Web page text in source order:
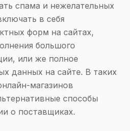
спама и нежелательных
в себя
форм на сайтах,
большого
или же полное
данных на сайте. В таких
магазинов
способы
о поставщиках.